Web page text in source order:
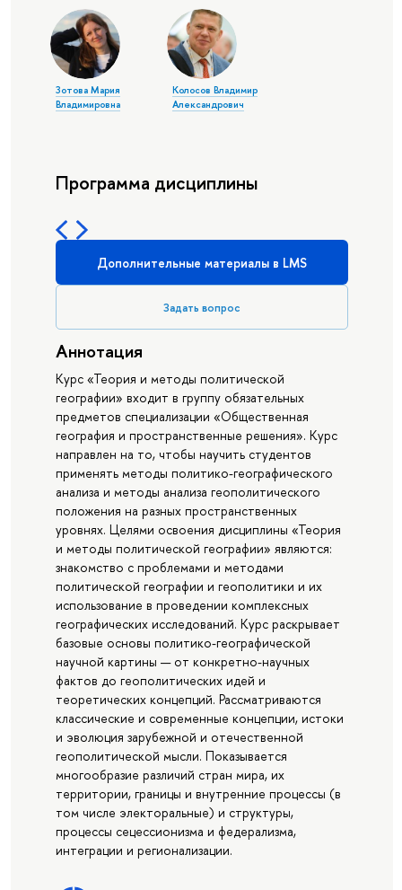
Зотова Мария
Владимировна
Колосов Владимир
Александрович
Программа дисциплины
Дополнительные материалы в LMS
Задать вопрос
Аннотация
Курс «Теория и методы политической
географии» входит в группу обязательных
предметов специализации «Общественная
география и пространственные решения». Курс
направлен на то, чтобы научить студентов
применять методы политико-географического
анализа и методы анализа геополитического
положения на разных пространственных
уровнях. Целями освоения дисциплины «Теория
и методы политической географии» являются:
знакомство с проблемами и методами
политической географии и геополитики и их
использование в проведении комплексных
географических исследований. Курс раскрывает
базовые основы политико-географической
научной картины — от конкретно-научных
фактов до геополитических идей и
теоретических концепций. Рассматриваются
классические и современные концепции, истоки
и эволюция зарубежной и отечественной
геополитической мысли. Показывается
многообразие различий стран мира, их
территории, границы и внутренние процессы (в
том числе электоральные) и структуры,
процессы сецессионизма и федерализма,
интеграции и регионализации.